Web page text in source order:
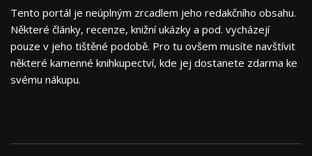
Tento portál je neúplným zrcadlem jeho redakčního obsahu.
Některé články, recenze, knižní ukázky a pod. vycházejí
pouze v jeho tištěné podobě. Pro tu ovšem musíte navštívit
některé kamenné knihkupectví, kde jej dostanete zdarma ke
svému nákupu.